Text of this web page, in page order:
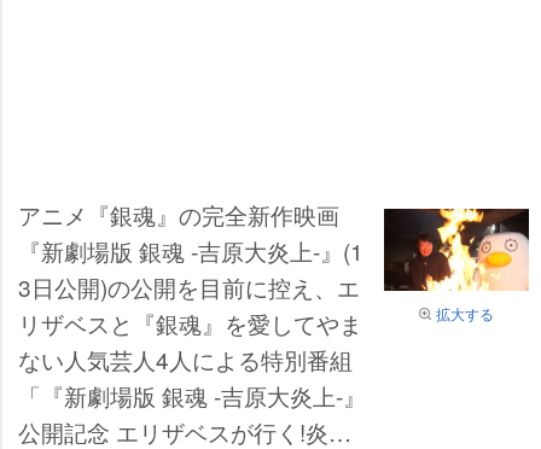
拡大する
アニメ『銀魂』の完全新作映画
『新劇場版 銀魂 -吉原大炎上-』(1
3日公開)の公開を目前に控え、エ
リザベスと『銀魂』を愛してやま
ない人気芸人4人による特別番組
「『新劇場版 銀魂 -吉原大炎上-』
公開記念 エリザベスが行く!炎の